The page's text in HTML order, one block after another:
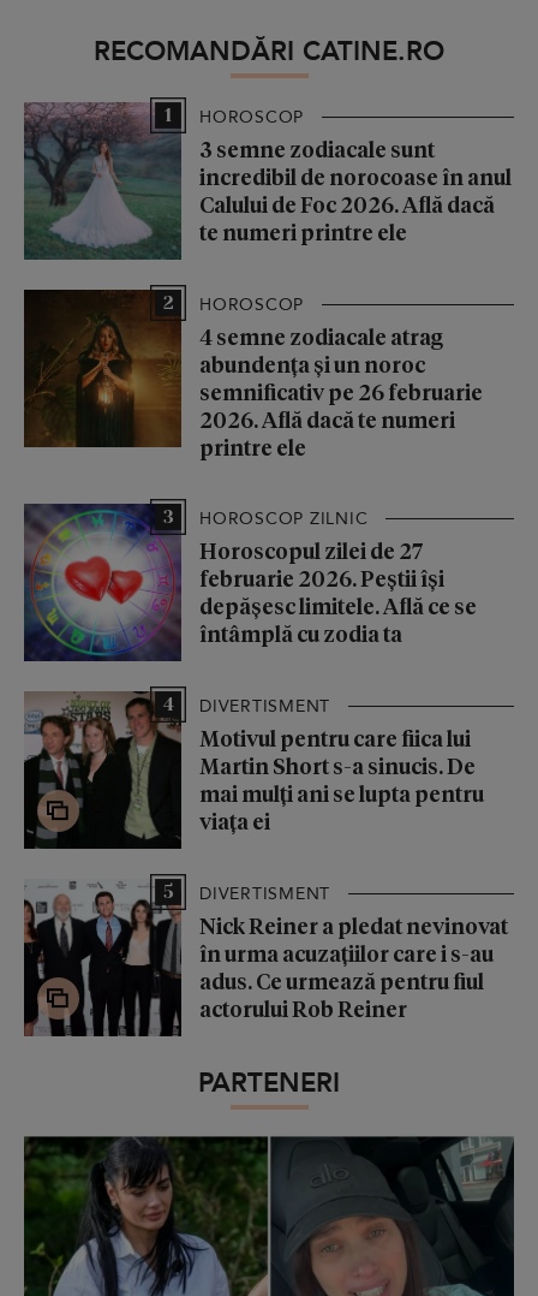
RECOMANDĂRI CATINE.RO
1 HOROSCOP
3 semne zodiacale sunt
incredibil de norocoase în anul
Calului de Foc 2026. Află dacă
te numeri printre ele
2 HOROSCOP
4 semne zodiacale atrag
abundența și un noroc
semnificativ pe 26 februarie
2026. Află dacă te numeri
printre ele
3 HOROSCOP ZILNIC
Horoscopul zilei de 27
februarie 2026. Peștii își
depășesc limitele. Află ce se
întâmplă cu zodia ta
4 DIVERTISMENT
Motivul pentru care fiica lui
Martin Short s-a sinucis. De
mai mulți ani se lupta pentru
viața ei
5 DIVERTISMENT
Nick Reiner a pledat nevinovat
în urma acuzațiilor care i s-au
adus. Ce urmează pentru fiul
actorului Rob Reiner
PARTENERI